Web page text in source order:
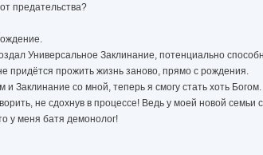
предательства?
Универсальное Заклинание, потенциально
придётся прожить жизнь заново, прямо с рождения.
Заклинание со мной, теперь я смогу стать хоть Богом.
не сдохнув в процессе! Ведь у моей новой
у меня батя демонолог!